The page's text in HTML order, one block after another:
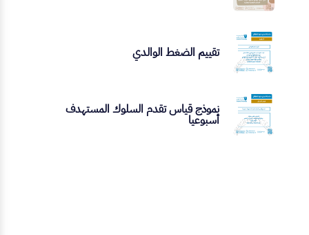
تقييم الضغط الوالدي
نموذج قياس تقدم السلوك المستهدف
أسبوعيا